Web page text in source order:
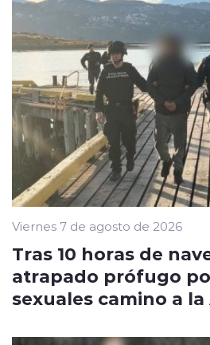
Viernes 7 de agosto de 2026
Tras 10 horas de
atrapado prófugo
sexuales camino a